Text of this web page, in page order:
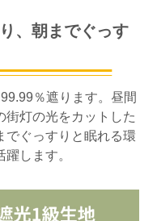
、朝までぐっす
％遮ります。昼間
街灯の光をカットした
でぐっすりと眠れる環
します。